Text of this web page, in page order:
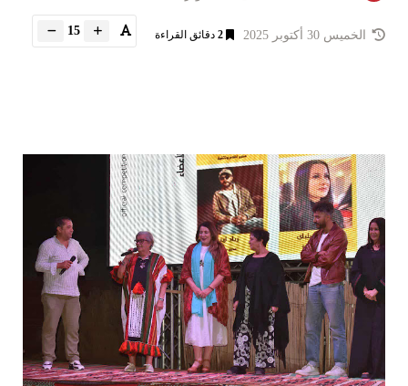
الخميس 30 أكتوبر 2025 2 دقائق القراءة 15